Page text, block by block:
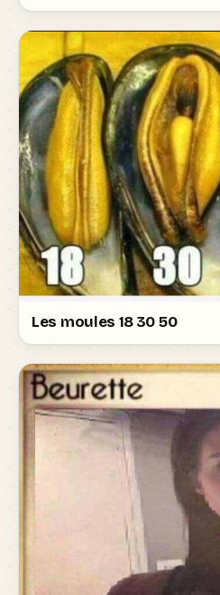
Les moules 18 30 50